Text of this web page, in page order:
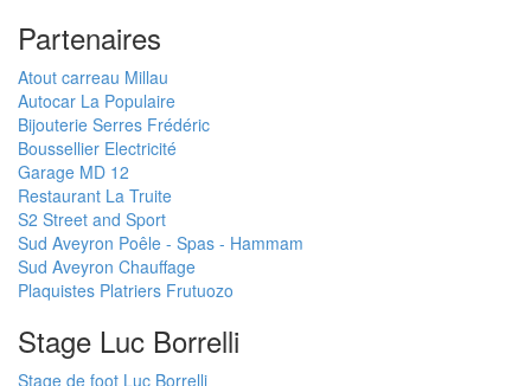
Partenaires
Atout carreau Millau
Autocar La Populaire
Bijouterie Serres Frédéric
Boussellier Electricité
Garage MD 12
Restaurant La Truite
S2 Street and Sport
Sud Aveyron Poêle - Spas - Hammam
Sud Aveyron Chauffage
Plaquistes Platriers Frutuozo
Stage Luc Borrelli
Stage de foot Luc Borrelli